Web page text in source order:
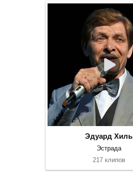
Эдуард Хиль
Эстрада
217 клипов